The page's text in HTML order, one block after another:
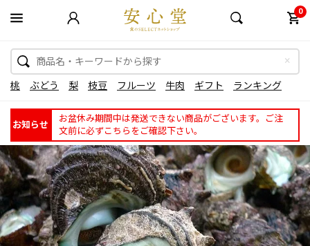
0
桃 ぶどう 梨 枝豆 フルーツ 牛肉 ギフト ランキング
お知らせ
お盆休み期間中は発送できない商品がございます。ご注
文前に必ずこちらをご確認下さい。